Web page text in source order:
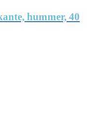
hummer, 40